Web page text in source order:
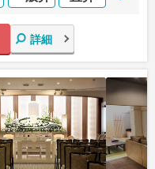
詳細